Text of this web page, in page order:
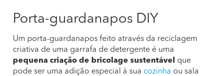
Porta-guardanapos DIY
Um porta-guardanapos feito através da reciclagem
criativa de uma garrafa de detergente é uma
pequena criação de bricolage sustentável que
pode ser uma adição especial à sua cozinha ou sala